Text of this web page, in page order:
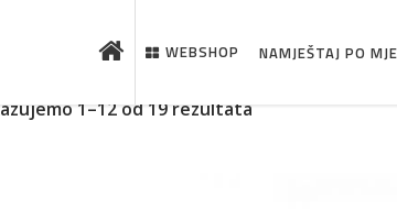
WEBSHOP NAMJEŠTAJ PO
1–12 od 19 rezultata